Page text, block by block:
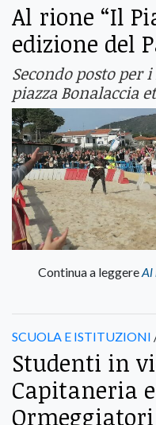
Al rione “Il
edizione del
Secondo posto per
piazza Bonalaccia
Continua a leggereAl
SCUOLA E ISTITUZIONI
Studenti in
Capitaneria
Ormeggiatori